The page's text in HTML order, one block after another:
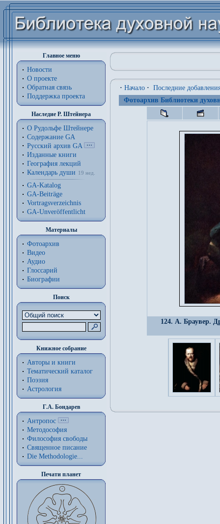
Главное меню
Новости
О проекте
Обратная связь
Поддержка проекта
Наследие Р. Штейнера
О Рудольфе Штейнере
Содержание GA
Русский архив GA
Изданные книги
География лекций
Календарь души
19 нед.
GA-Katalog
GA-Beiträge
Vortragsverzeichnis
GA-Unveröffentlicht
Материалы
Фотоархив
Видео
Аудио
Глоссарий
Биографии
Поиск
Книжное собрание
Авторы и книги
Тематический каталог
Поэзия
Астрология
Г.А. Бондарев
Антропос
Методософия
Философия cвободы
Священное писание
Die Methodologie...
Печати планет
· Начало · Последние
Фотоархив Библиотеки
124. А. Браувер.